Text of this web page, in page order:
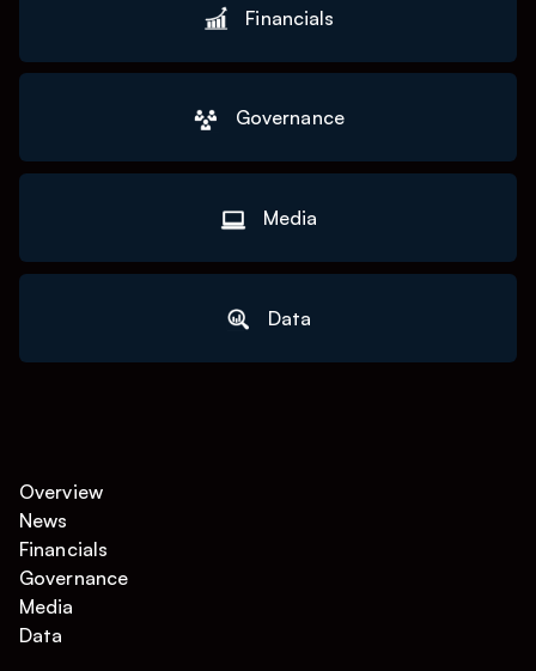
Financials
Governance
Media
Data
Overview
News
Financials
Governance
Media
Data